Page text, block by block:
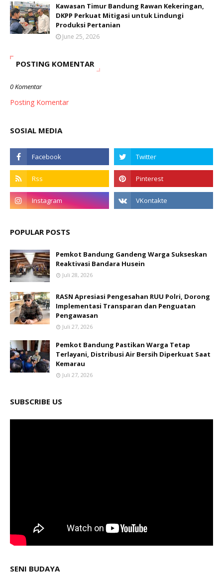
Kawasan Timur Bandung Rawan Kekeringan,
DKPP Perkuat Mitigasi untuk Lindungi
Produksi Pertanian
June 25, 2026
POSTING KOMENTAR
0 Komentar
Posting Komentar
SOSIAL MEDIA
POPULAR POSTS
Pemkot Bandung Gandeng Warga Sukseskan
Reaktivasi Bandara Husein
Juli 28, 2026
RASN Apresiasi Pengesahan RUU Polri, Dorong
Implementasi Transparan dan Penguatan
Pengawasan
Juli 27, 2026
Pemkot Bandung Pastikan Warga Tetap
Terlayani, Distribusi Air Bersih Diperkuat Saat
Kemarau
Juli 27, 2026
SUBSCRIBE US
SENI BUDAYA